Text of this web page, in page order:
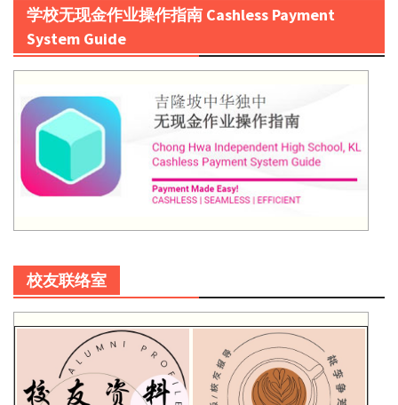
学校无现金作业操作指南 Cashless Payment
System Guide
校友联络室